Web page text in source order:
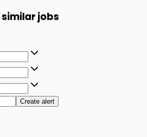
jobs
Create alert